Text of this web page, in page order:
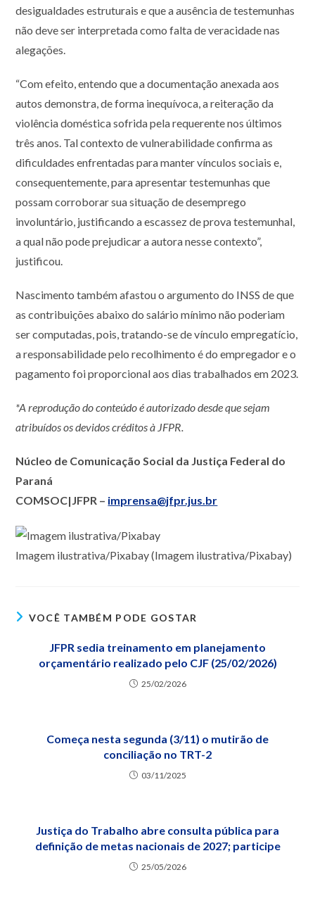
desigualdades estruturais e que a ausência de testemunhas
não deve ser interpretada como falta de veracidade nas
alegações.
“Com efeito, entendo que a documentação anexada aos
autos demonstra, de forma inequívoca, a reiteração da
violência doméstica sofrida pela requerente nos últimos
três anos. Tal contexto de vulnerabilidade confirma as
dificuldades enfrentadas para manter vínculos sociais e,
consequentemente, para apresentar testemunhas que
possam corroborar sua situação de desemprego
involuntário, justificando a escassez de prova testemunhal,
a qual não pode prejudicar a autora nesse contexto”,
justificou.
Nascimento também afastou o argumento do INSS de que
as contribuições abaixo do salário mínimo não poderiam
ser computadas, pois, tratando-se de vínculo empregatício,
a responsabilidade pelo recolhimento é do empregador e o
pagamento foi proporcional aos dias trabalhados em 2023.
*A reprodução do conteúdo é autorizado desde que sejam
atribuídos os devidos créditos à JFPR.
Núcleo de Comunicação Social da Justiça Federal do
Paraná
COMSOC|JFPR – imprensa@jfpr.jus.br
Imagem ilustrativa/Pixabay (Imagem ilustrativa/Pixabay)
VOCÊ TAMBÉM PODE GOSTAR
JFPR sedia treinamento em planejamento
orçamentário realizado pelo CJF (25/02/2026)
25/02/2026
Começa nesta segunda (3/11) o mutirão de
conciliação no TRT-2
03/11/2025
Justiça do Trabalho abre consulta pública para
definição de metas nacionais de 2027; participe
25/05/2026